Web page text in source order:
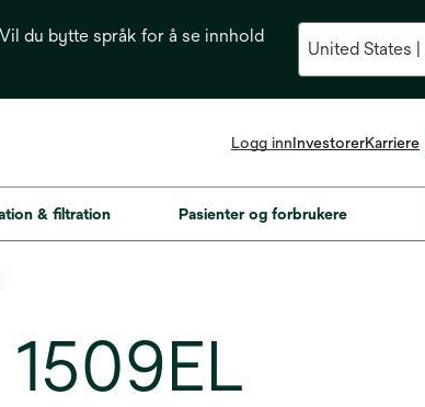
du bytte språk for å se innhold
Logg innInvestoreropens
a
Karriere
& filtration Pasienter og forbrukere